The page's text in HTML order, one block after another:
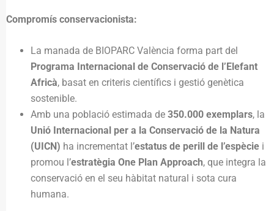
Compromís conservacionista:
La manada de BIOPARC València forma part del
Programa Internacional de Conservació de l’Elefant
Africà, basat en criteris científics i gestió genètica
sostenible.
Amb una població estimada de 350.000 exemplars, la
Unió Internacional per a la Conservació de la Natura
(UICN) ha incrementat l’estatus de perill de l’espècie i
promou l’estratègia One Plan Approach, que integra la
conservació en el seu hàbitat natural i sota cura
humana.